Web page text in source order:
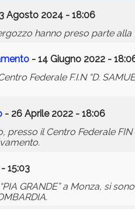
Agosto 2024 - 18:06
hanno preso parte
- 14 Giugno 2022 -
Federale F.I.N “D.
- 26 Aprile 2022 - 18:06
il Centro Federale FIN
15:03
GRANDE” a Monza, si